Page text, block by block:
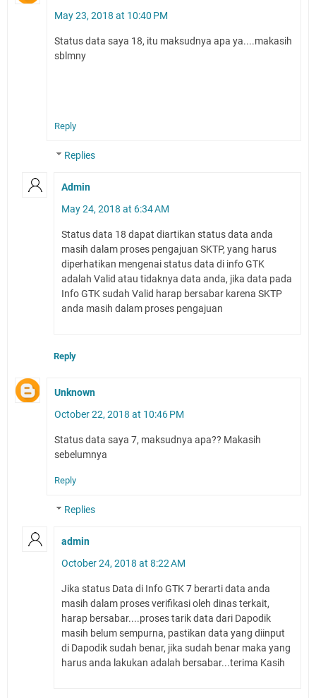
May 23, 2018 at 10:40 PM
Status data saya 18, itu maksudnya apa ya....makasih
sblmny
Reply
Replies
Admin
May 24, 2018 at 6:34 AM
Status data 18 dapat diartikan status data anda
masih dalam proses pengajuan SKTP, yang harus
diperhatikan mengenai status data di info GTK
adalah Valid atau tidaknya data anda, jika data pada
Info GTK sudah Valid harap bersabar karena SKTP
anda masih dalam proses pengajuan
Reply
Unknown
October 22, 2018 at 10:46 PM
Status data saya 7, maksudnya apa?? Makasih
sebelumnya
Reply
Replies
admin
October 24, 2018 at 8:22 AM
Jika status Data di Info GTK 7 berarti data anda
masih dalam proses verifikasi oleh dinas terkait,
harap bersabar....proses tarik data dari Dapodik
masih belum sempurna, pastikan data yang diinput
di Dapodik sudah benar, jika sudah benar maka yang
harus anda lakukan adalah bersabar...terima Kasih